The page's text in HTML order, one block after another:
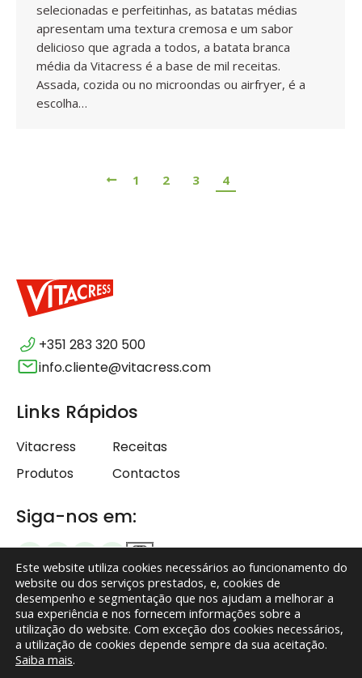
selecionadas e perfeitinhas, as batatas médias
apresentam uma textura cremosa e um sabor
delicioso que agrada a todos, a batata branca
média da Vitacress é a base de mil receitas.
Assada, cozida ou no microondas ou airfryer, é a
escolha…
1 2 3 4
+351 283 320 500
info.cliente@vitacress.com
Links Rápidos
Vitacress
Receitas
Produtos
Contactos
Siga-nos em:
Termos e Condições
Política de Privacidade
Isenção de responsabilidade
Este website utiliza cookies necessários ao funcionamento do
website ou dos serviços prestados, e, cookies de
desempenho e segmentação que nos ajudam a melhorar a
sua experiência e nos fornecem informações sobre a
utilização do website. Com exceção dos cookies necessários,
a utilização de cookies depende sempre da sua aceitação.
Saiba mais.